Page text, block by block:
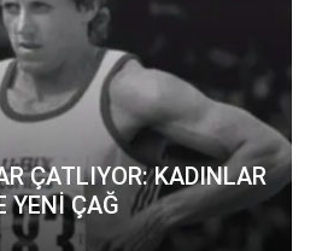
ÇATLIYOR: KADINLAR
YENİ ÇAĞ